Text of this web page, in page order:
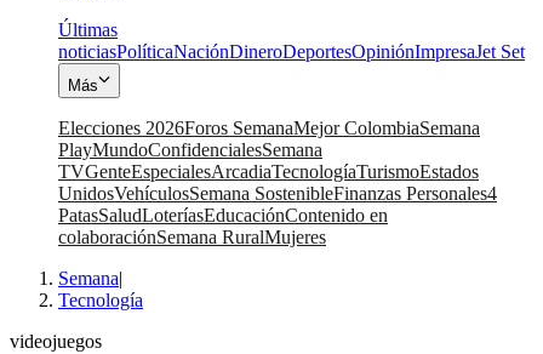
Últimas
noticiasPolíticaNaciónDineroDeportesOpiniónImpresaJet Set
Más
Elecciones 2026Foros SemanaMejor ColombiaSemana
PlayMundoConfidencialesSemana
TVGenteEspecialesArcadiaTecnologíaTurismoEstados
UnidosVehículosSemana SostenibleFinanzas Personales4
PatasSaludLoteríasEducaciónContenido en
colaboraciónSemana RuralMujeres
Semana|
Tecnología
videojuegos